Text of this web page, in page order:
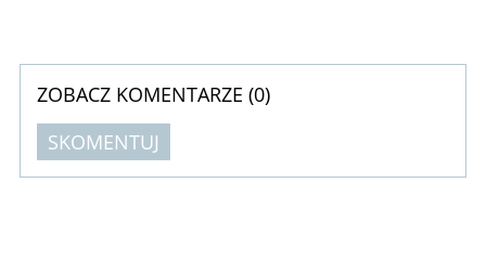
ZOBACZ KOMENTARZE (0)
SKOMENTUJ